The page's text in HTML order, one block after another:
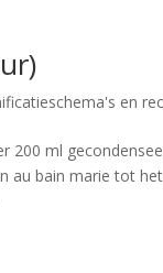
en
200 ml
au bain marie tot